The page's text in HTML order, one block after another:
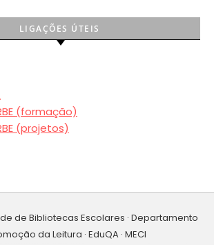
LIGAÇÕES ÚTEIS
(formação)
(projetos)
de Bibliotecas Escolares · Departamento
da Leitura · EduQA · MECI